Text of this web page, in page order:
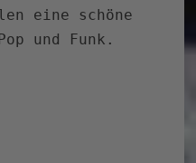
eine schöne
und Funk.